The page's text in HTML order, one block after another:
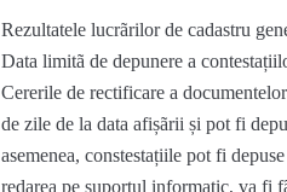
Rezultatele lucrãrilor de cadastru
Data limitã de depunere a
Cererile de rectificare a
de zile de la data afișãrii și pot fi
asemenea, constestațiile pot fi
redarea pe suportul informatic, va fi